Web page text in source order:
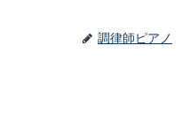
調律師ピアノ